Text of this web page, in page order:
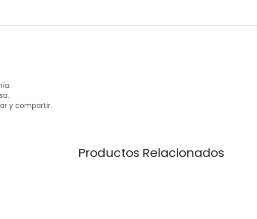
y compartir.
Productos Relacionados